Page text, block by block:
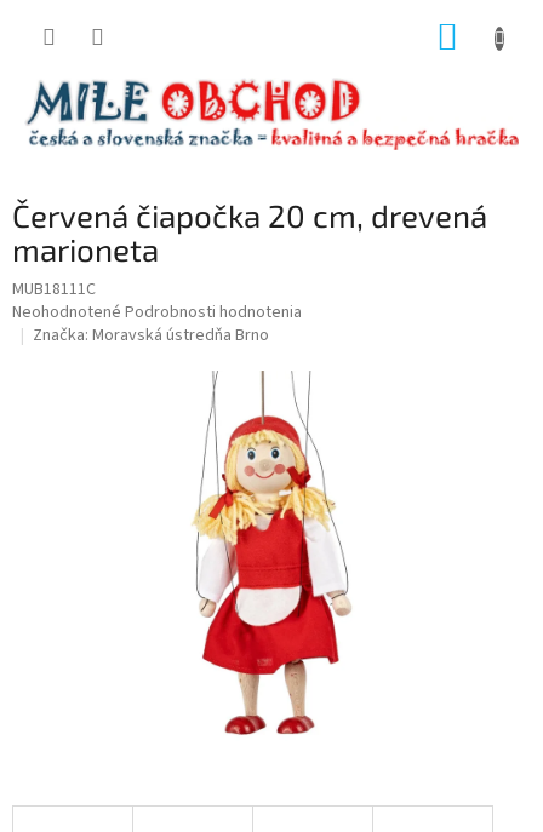
Červená čiapočka 20 cm, drevená
marioneta
MUB18111C
Priemerné
hodnotenie
Neohodnotené Podrobnosti hodnotenia
Značka: Moravská ústredňa Brno